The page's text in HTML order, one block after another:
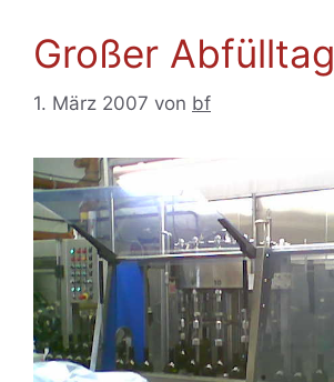
Großer Abfülltag
1. März 2007 von bf